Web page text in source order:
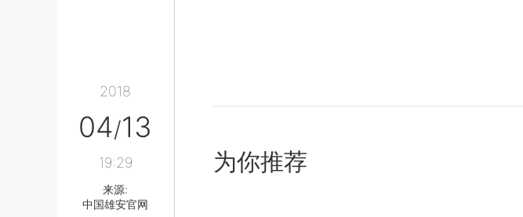
2018
04/13
19:29
来源:
中国雄安官网
为你推荐